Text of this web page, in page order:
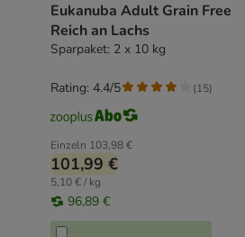
Eukanuba Adult Grain Free
Reich an Lachs
Sparpaket: 2 x 10 kg
Einzeln 103,98 €
101,99 €
5,10 € / kg
96,89 €
Rating: 4.4/5 (15)